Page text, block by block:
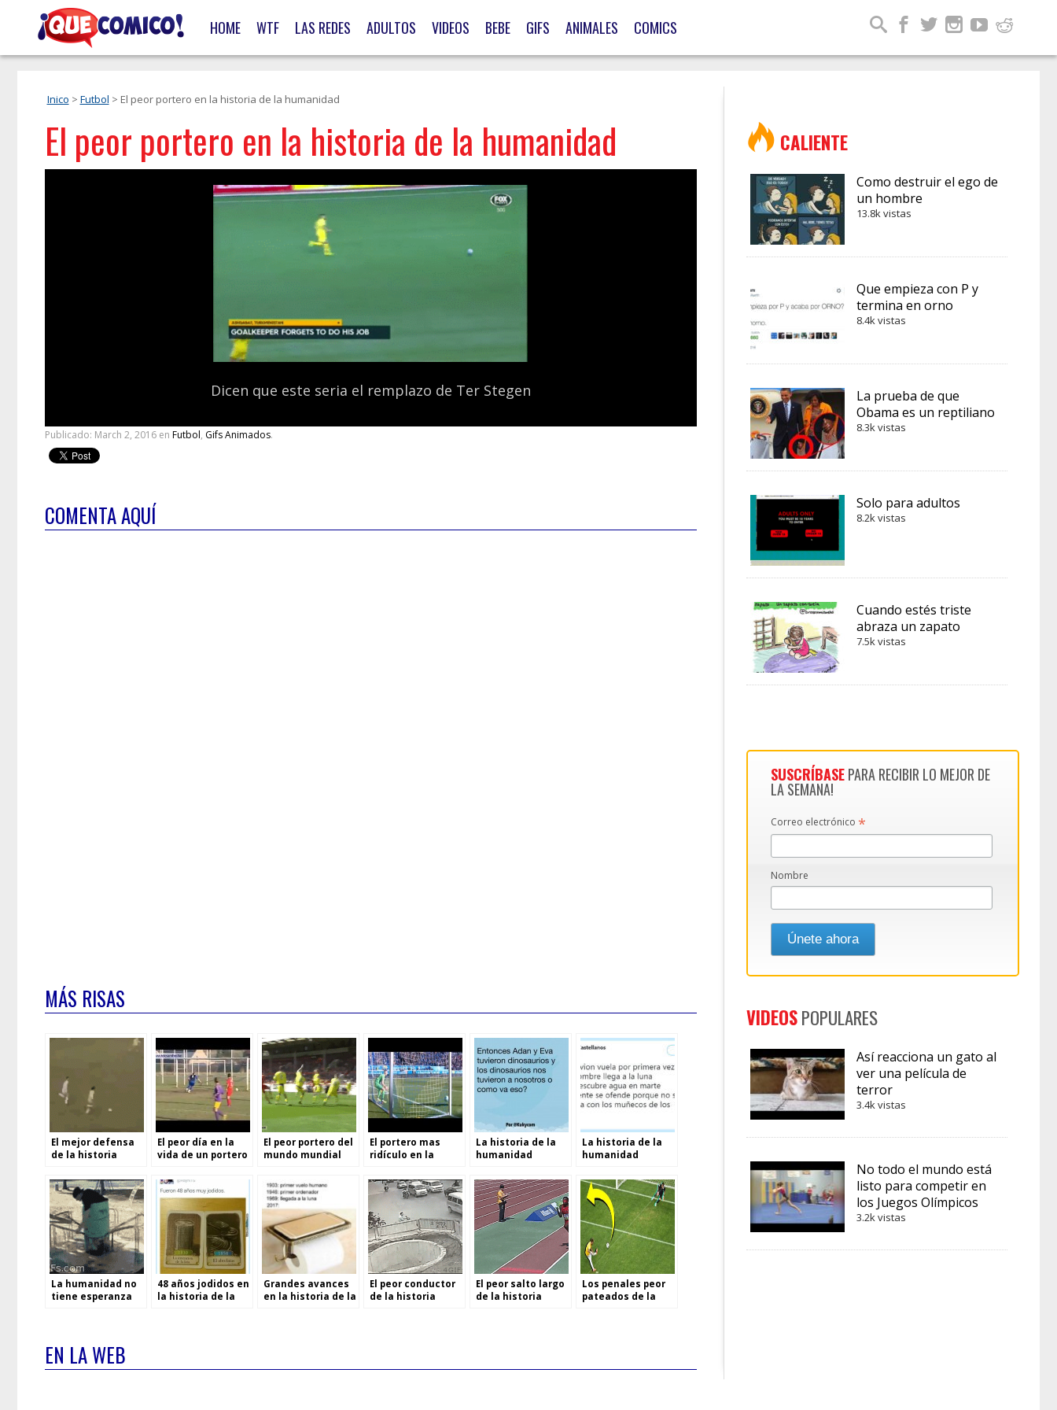
HOME WTF LAS REDES ADULTOS VIDEOS BEBE GIFS ANIMALES COMICS
Inico > Futbol > El peor portero en la historia de la humanidad
El peor portero en la historia de la humanidad
Dicen que este seria el remplazo de Ter Stegen
Publicado: March 2, 2016 en Futbol, Gifs Animados.
COMENTA AQUÍ
MÁS RISAS
El mejor defensa
de la historia
El peor día en la
vida de un portero
El peor portero del
mundo mundial
El portero mas
ridículo en la
La historia de la
humanidad
La historia de la
humanidad
La humanidad no
tiene esperanza
48 años jodidos en
la historia de la
Grandes avances
en la historia de la
El peor conductor
de la historia
El peor salto largo
de la historia
Los penales peor
pateados de la
EN LA WEB
CALIENTE
Como destruir el ego de
un hombre
13.8k vistas
Que empieza con P y
termina en orno
8.4k vistas
La prueba de que
Obama es un reptiliano
8.3k vistas
Solo para adultos
8.2k vistas
Cuando estés triste
abraza un zapato
7.5k vistas
SUSCRÍBASEPARA RECIBIR LO MEJOR DE
LA SEMANA!
Correo electrónico *
Nombre
VIDEOSPOPULARES
Así reacciona un gato al
ver una película de
terror
3.4k vistas
No todo el mundo está
listo para competir en
los Juegos Olímpicos
3.2k vistas